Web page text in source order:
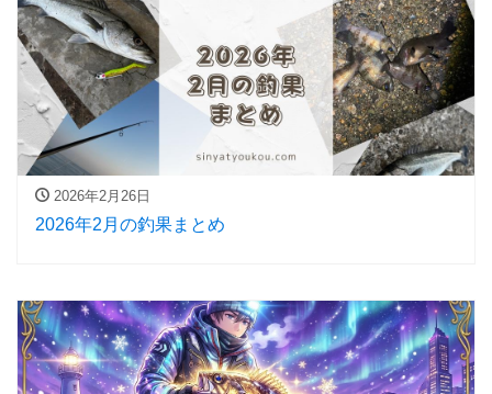
2026年2月26日
2026年2月の釣果まとめ